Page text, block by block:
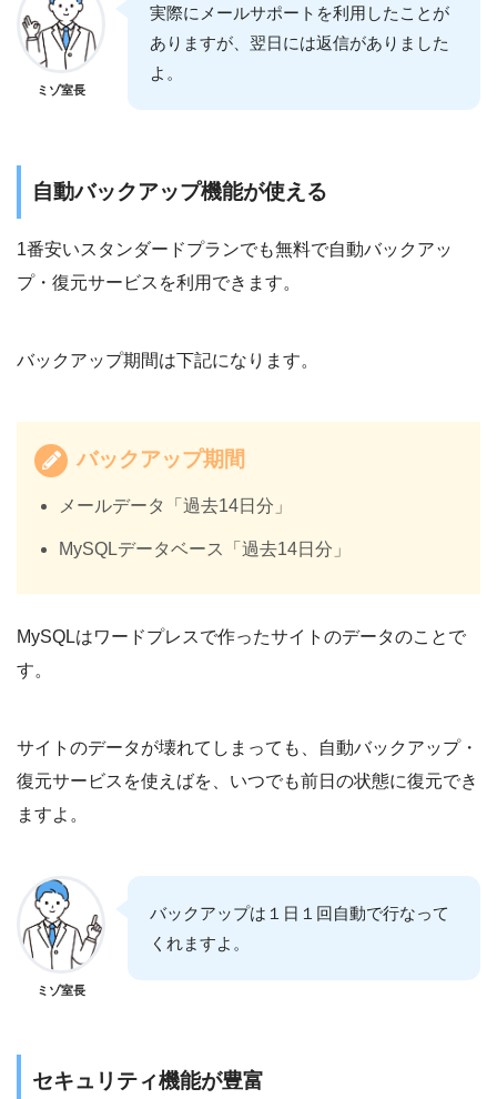
ミゾ室長
実際にメールサポートを利用したことが
ありますが、翌日には返信がありました
よ。
自動バックアップ機能が使える
1番安いスタンダードプランでも無料で自動バックアッ
プ・復元サービスを利用できます。
バックアップ期間は下記になります。
バックアップ期間
メールデータ「過去14日分」
MySQLデータベース「過去14日分」
MySQLはワードプレスで作ったサイトのデータのことで
す。
サイトのデータが壊れてしまっても、自動バックアップ・
復元サービスを使えばを、いつでも前日の状態に復元でき
ますよ。
ミゾ室長
バックアップは１日１回自動で行なって
くれますよ。
セキュリティ機能が豊富